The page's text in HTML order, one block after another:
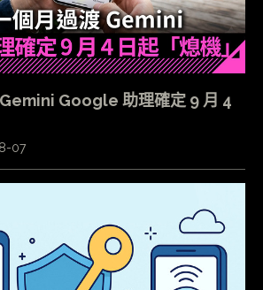
Google 助理確定 9 月 4
07